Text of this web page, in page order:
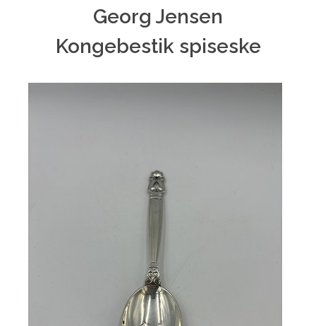
Georg Jensen
Kongebestik spiseske